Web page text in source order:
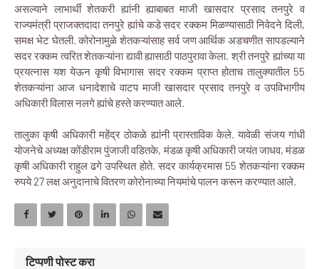
असल्याने लाभार्थी शेतकरी ह्यांनी ह्याबाबत माजी खासदार प्रसाद तनपुरे व
राज्यमंत्री प्राजक्तदादा तनपुरे ह्यांचे कडे सदर रक्कम मिळण्यासाठी निवेदने दिली,
समक्ष भेट घेतली. कोरोनामुळे शेतकऱ्यांसाह सर्व जण आर्थिक अडचणीत सापडल्याने
सदर रक्कम त्वरित शेतकऱ्यांना द्यावी ह्यासाठी पाठपुरावा केला. श्री तनपुरे ह्यांच्या या
प्रयत्नास यश येऊन कृषी विभागास सदर रक्कम प्राप्त होताच तालुक्यातील 55
शेतकऱ्यांना आज धनादेशाचे वाटप माजी खासदार प्रसाद तनपुरे व उपविभागीय
अधिकारी विलास नलगे ह्यांचे हस्ते करण्यात आले.
तालुका कृषी अधिकारी महेंद्र ठोकळे ह्यांनी प्रास्ताविक केले. यावेळी संजय गांधी
योजनेचे अध्यक्ष कोंडीराम पुंजाजी वडितके, मंडळ कृषी अधिकारी जयंत जाधव, मंडळ
कृषी अधिकारी राहुल ढगे उपस्थित होते. सदर कार्यक्रमास 55 शेतकऱ्यांना रक्कम
रुपये 27 लक्ष अनुदानाचे वितरण कोरोनाच्या नियमांचे पालन करून करण्यात आले.
टिप्पणी पोस्ट करा